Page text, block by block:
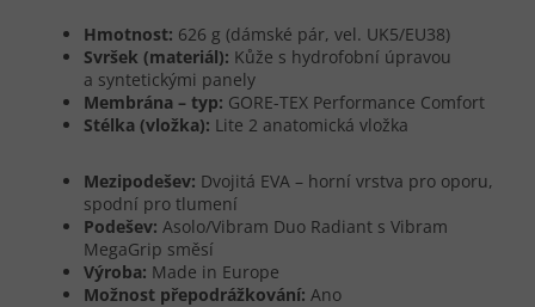
Hmotnost: 626 g (dámské pár, vel. UK5/EU38)
Svršek (materiál): Kůže s hydrofobní úpravou
a syntetickými panely
Membrána – typ: GORE-TEX Performance Comfort
Stélka (vložka): Lite 2 anatomická vložka
Mezipodešev: Dvojitá EVA – horní vrstva pro oporu,
spodní pro tlumení
Podešev: Asolo/Vibram Duo Radiant s Vibram
MegaGrip směsí
Výroba: Made in Europe
Možnost přepodrážkování: Ano